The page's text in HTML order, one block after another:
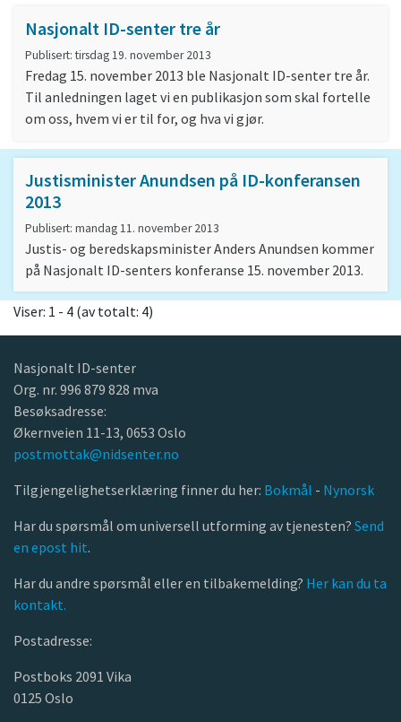
Nasjonalt ID-senter tre år
Publisert: tirsdag 19. november 2013
Fredag 15. november 2013 ble Nasjonalt ID-senter tre år.
Til anledningen laget vi en publikasjon som skal fortelle
om oss, hvem vi er til for, og hva vi gjør.
Justisminister Anundsen på ID-konferansen
2013
Publisert: mandag 11. november 2013
Justis- og beredskapsminister Anders Anundsen kommer
på Nasjonalt ID-senters konferanse 15. november 2013.
Viser: 1 - 4 (av totalt: 4)
Nasjonalt ID-senter
Org. nr. 996 879 828 mva
Besøksadresse:
Økernveien 11-13, 0653 Oslo
postmottak@nidsenter.no
Tilgjengelighetserklæring finner du her: Bokmål - Nynorsk
Har du spørsmål om universell utforming av tjenesten? Send
en epost hit.
Har du andre spørsmål eller en tilbakemelding? Her kan du ta
kontakt.
Postadresse:
Postboks 2091 Vika
0125 Oslo